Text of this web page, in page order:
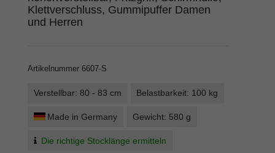
Klettverschluss, Gummipuffer Damen
und Herren
Artikelnummer 6607-S
Verstellbar: 80 - 83 cm Belastbarkeit: 100 kg
Made in Germany Gewicht: 580 g
Die richtige Stocklänge ermitteln